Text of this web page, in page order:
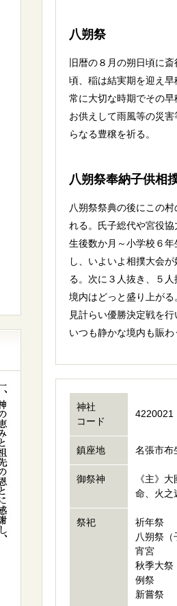
八朔祭
旧暦の８月の朔日頃に
頃、稲は結実期を迎え
常に大切な時期でその
お供えして雨風等の災
らなる豊穣を祈る。
八朔祭奉納子供相
八朔祭祭典の後にこの
れる。氏子総代や宮役
生後数か月～小学校６
し、いよいよ相撲大会
る。次に３人抜き、５
境内はどっと盛り上が
見計らい優勝決定戦を
いつも静かな境内も賑わ
神社
コード
4220021
鎮座地 名張市布
御祭神
《主》
命、火之
祭祀
祈年祭
八朔祭
宵宮
秋季大
例祭
新嘗祭